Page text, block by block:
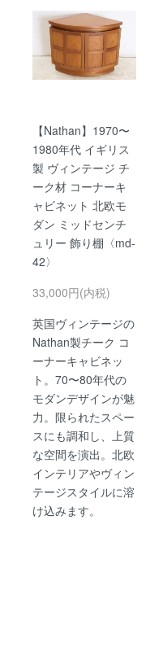
【Nathan】1970〜
1980年代 イギリス
製 ヴィンテージ チ
ーク材 コーナーキ
ャビネット 北欧モ
ダン ミッドセンチ
ュリー 飾り棚〈md-
42〉
33,000円(内税)
英国ヴィンテージの
Nathan製チーク コ
ーナーキャビネッ
ト。70〜80年代の
モダンデザインが魅
力。限られたスペー
スにも調和し、上質
な空間を演出。北欧
インテリアやヴィン
テージスタイルに溶
け込みます。